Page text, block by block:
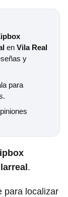
en Vila Real
y
para
.
para localizar